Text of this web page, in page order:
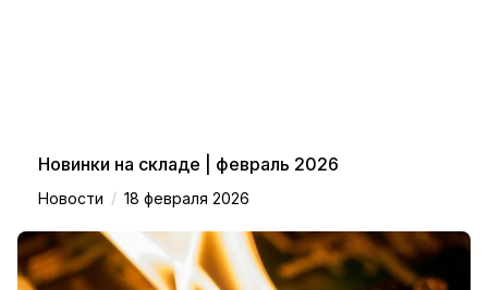
Новинки на складе | февраль 2026
Новости / 18 февраля 2026